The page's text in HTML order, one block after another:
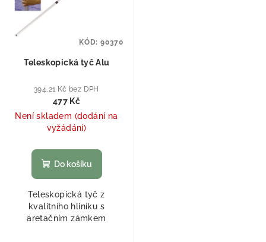
Teleskopická tyč Alu
394,21 Kč bez DPH
477 Kč
Není skladem (dodání na
vyžádání)
Do košíku
Teleskopická tyč z
kvalitního hliníku s
aretačním zámkem
KÓD: 90370